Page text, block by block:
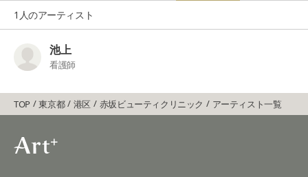
1人のアーティスト
池上
看護師
TOP 東京都 港区 赤坂ビューティクリニック アーティスト一覧